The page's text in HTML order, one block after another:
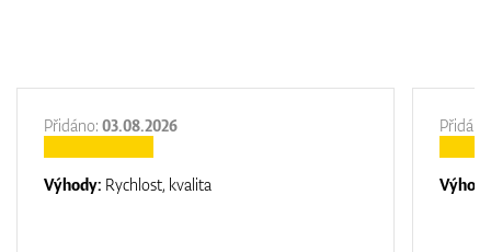
Přidáno: 03.08.2026
Výhody: Rychlost, kvalita